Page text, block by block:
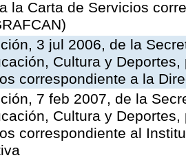
la Carta de Servicios
3 jul 2006, de la
Cultura y
correspondiente a la
7 feb 2007, de la
Cultura y
correspondiente al